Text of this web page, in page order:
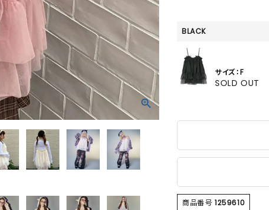
BLACK
サイズ：F
SOLD OUT
商品番号 1259610